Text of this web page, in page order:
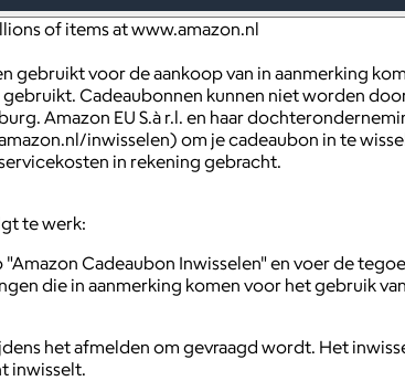
of items at www.amazon.nl
gebruikt voor de aankoop van in aanmerking
gebruikt. Cadeaubonnen kunnen niet worden
Amazon EU S.à r.l. en haar
inwisselen) om je cadeaubon in te
in rekening gebracht.
te werk:
Cadeaubon Inwisselen" en voer de
die in aanmerking komen voor het gebruik
het afmelden om gevraagd wordt. Het
inwisselt.